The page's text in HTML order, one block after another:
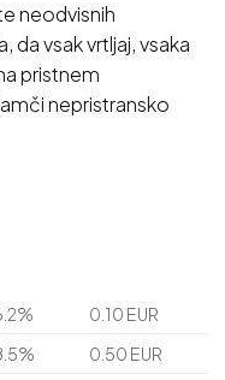
neodvisnih
da vsak vrtljaj, vsaka
pristnem
nepristransko
0.10 EUR
0.50 EUR